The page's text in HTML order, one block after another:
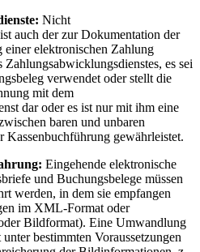
Nicht
auch der zur Dokumentation der
elektronischen Zahlung
Zahlungsabwicklungsdienstes, es sei
verwendet oder stellt die
mit dem
dar oder es ist nur mit ihm eine
baren und unbaren
Kassenbuchführung gewährleistet.
Eingehende elektronische
und Buchungsbelege müssen
werden, in dem sie empfangen
im XML-Format oder
Bildformat). Eine Umwandlung
bestimmten Voraussetzungen